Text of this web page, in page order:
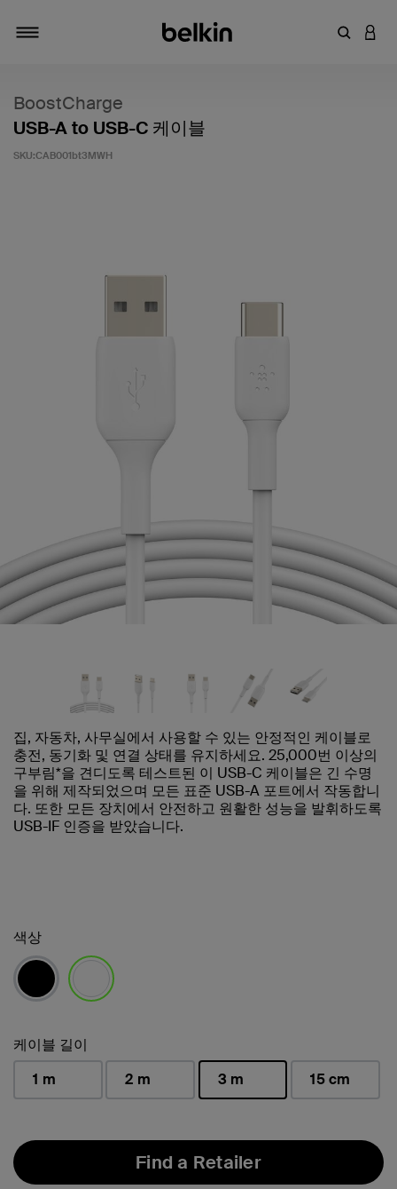
키워드
BoostCharge
USB-A to USB-C 케이블
SKU:CAB001bt3MWH
집, 자동차, 사무실에서 사용할 수 있는 안정적인 케이블로
충전, 동기화 및 연결 상태를 유지하세요. 25,000번 이상의
구부림*을 견디도록 테스트된 이 USB-C 케이블은 긴 수명
을 위해 제작되었으며 모든 표준 USB-A 포트에서 작동합니
다. 또한 모든 장치에서 안전하고 원활한 성능을 발휘하도록
USB-IF 인증을 받았습니다.
색상
케이블 길이
1 m
2 m
3 m
15 cm
Find a Retailer